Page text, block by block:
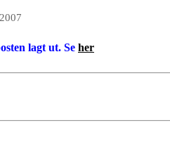
lagt ut. Se her